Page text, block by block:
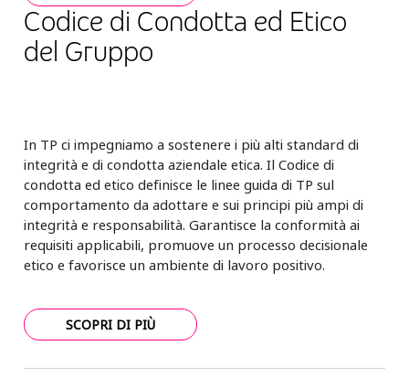
Codice di Condotta ed Etico
del Gruppo
In TP ci impegniamo a sostenere i più alti standard di
integrità e di condotta aziendale etica. Il Codice di
condotta ed etico definisce le linee guida di TP sul
comportamento da adottare e sui principi più ampi di
integrità e responsabilità. Garantisce la conformità ai
requisiti applicabili, promuove un processo decisionale
etico e favorisce un ambiente di lavoro positivo.
SCOPRI DI PIÙ